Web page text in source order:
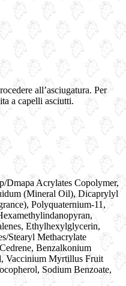
all’asciugatura. Per
a capelli asciutti.
Dmapa Acrylates Copolymer,
(Mineral Oil), Dicaprylyl
Polyquaternium-11,
Ethylhexylglycerin,
Stearyl Methacrylate
Benzalkonium
Vaccinium Myrtillus Fruit
Sodium Benzoate,